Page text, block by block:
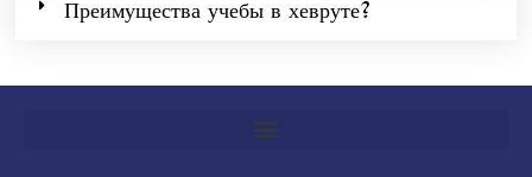
Преимущества учебы в хевруте?